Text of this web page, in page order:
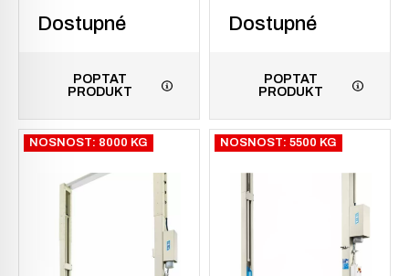
Dostupné
POPTAT
PRODUKT
Dostupné
POPTAT
PRODUKT
NOSNOST: 8000 KG NOSNOST: 5500 KG